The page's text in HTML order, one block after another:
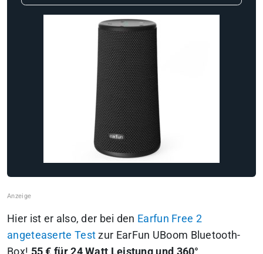
Hier ist er also, der bei den Earfun Free 2
angeteaserte Test zur EarFun UBoom Bluetooth-
Box! 55 € für 24 Watt Leistung und 360°